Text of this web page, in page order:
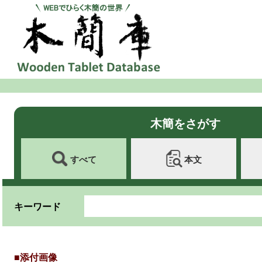
木簡をさがす
すべて 本文
キーワード
■添付画像